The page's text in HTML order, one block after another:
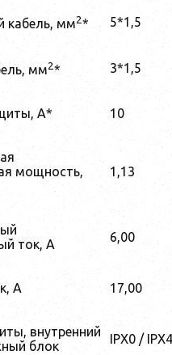
кабель, мм2* 5*1,5
мм2* 3*1,5
А* 10
мощность,
1,13
ток, А
6,00
А 17,00
внутренний
блок
IPX0 / IPX4